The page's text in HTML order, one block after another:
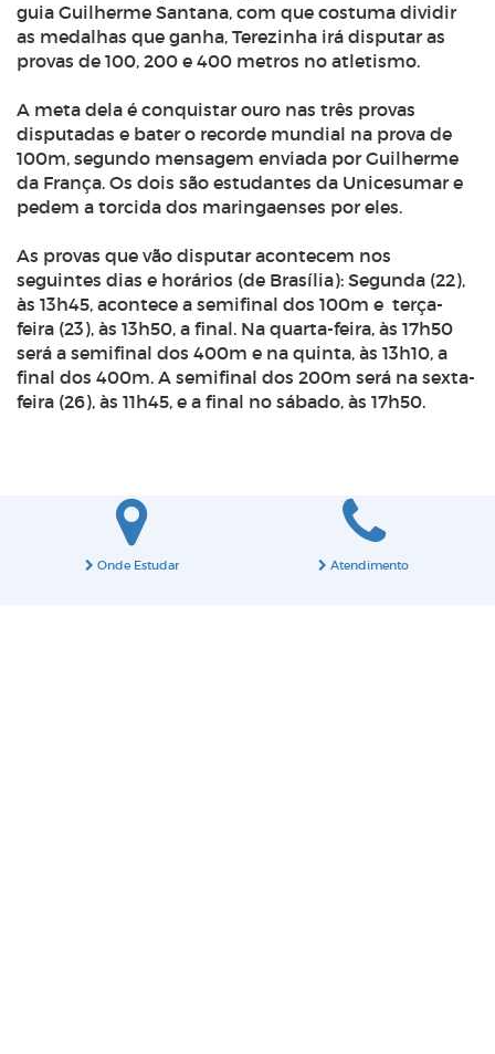
guia Guilherme Santana, com que costuma dividir
as medalhas que ganha, Terezinha irá disputar as
provas de 100, 200 e 400 metros no atletismo.
A meta dela é conquistar ouro nas três provas
disputadas e bater o recorde mundial na prova de
100m, segundo mensagem enviada por Guilherme
da França. Os dois são estudantes da Unicesumar e
pedem a torcida dos maringaenses por eles.
As provas que vão disputar acontecem nos
seguintes dias e horários (de Brasília): Segunda (22),
às 13h45, acontece a semifinal dos 100m e terça-
feira (23), às 13h50, a final. Na quarta-feira, às 17h50
será a semifinal dos 400m e na quinta, às 13h10, a
final dos 400m. A semifinal dos 200m será na sexta-
feira (26), às 11h45, e a final no sábado, às 17h50.
Onde Estudar Atendimento